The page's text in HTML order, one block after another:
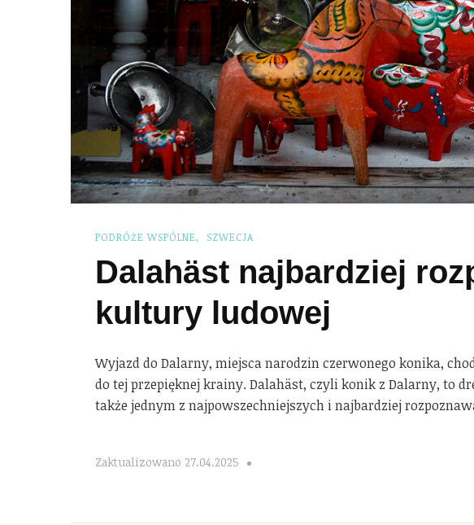
PODRÓŻE WSPÓLNE SZWECJA
Dalahäst najbardziej
kultury ludowej
Wyjazd do Dalarny, miejsca narodzin czerwonego konika,
do tej przepięknej krainy. Dalahäst, czyli konik z Dalarny, to
także jednym z najpowszechniejszych i najbardziej
Zaktualizowano 27.04.2025